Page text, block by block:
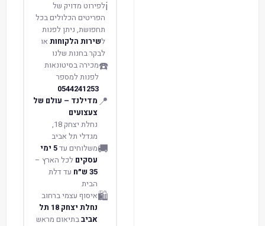
ℹ️לפירוט מדויק של
הפריטים הכלולים בכל
תחפושת, ניתן לפנות
לשירות הלקוחות או
לבקר בחנות שלנו
☎️מכירה בסיטונאות
לפנות למספר
0544241253
📍 מדילנד – עולם של
צעצועים
נחלת יצחק 18,
מגדלי תל אביב
🚚משלוחים עד 5 ימי
עסקים לכל הארץ –
35 ש״ח
עד דלת
הבית
🛍️איסוף עצמי ברחוב
נחלת יצחק 18 תל
אביבבתיאום מראש